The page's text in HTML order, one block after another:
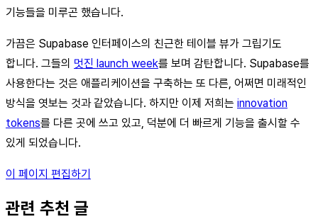
기능들을 미루곤 했습니다.
가끔은 Supabase 인터페이스의 친근한 테이블 뷰가 그립기도
합니다. 그들의 멋진 launch week를 보며 감탄합니다. Supabase를
사용한다는 것은 애플리케이션을 구축하는 또 다른, 어쩌면 미래적인
방식을 엿보는 것과 같았습니다. 하지만 이제 저희는 innovation
tokens를 다른 곳에 쓰고 있고, 덕분에 더 빠르게 기능을 출시할 수
있게 되었습니다.
이 페이지 편집하기
관련 추천 글